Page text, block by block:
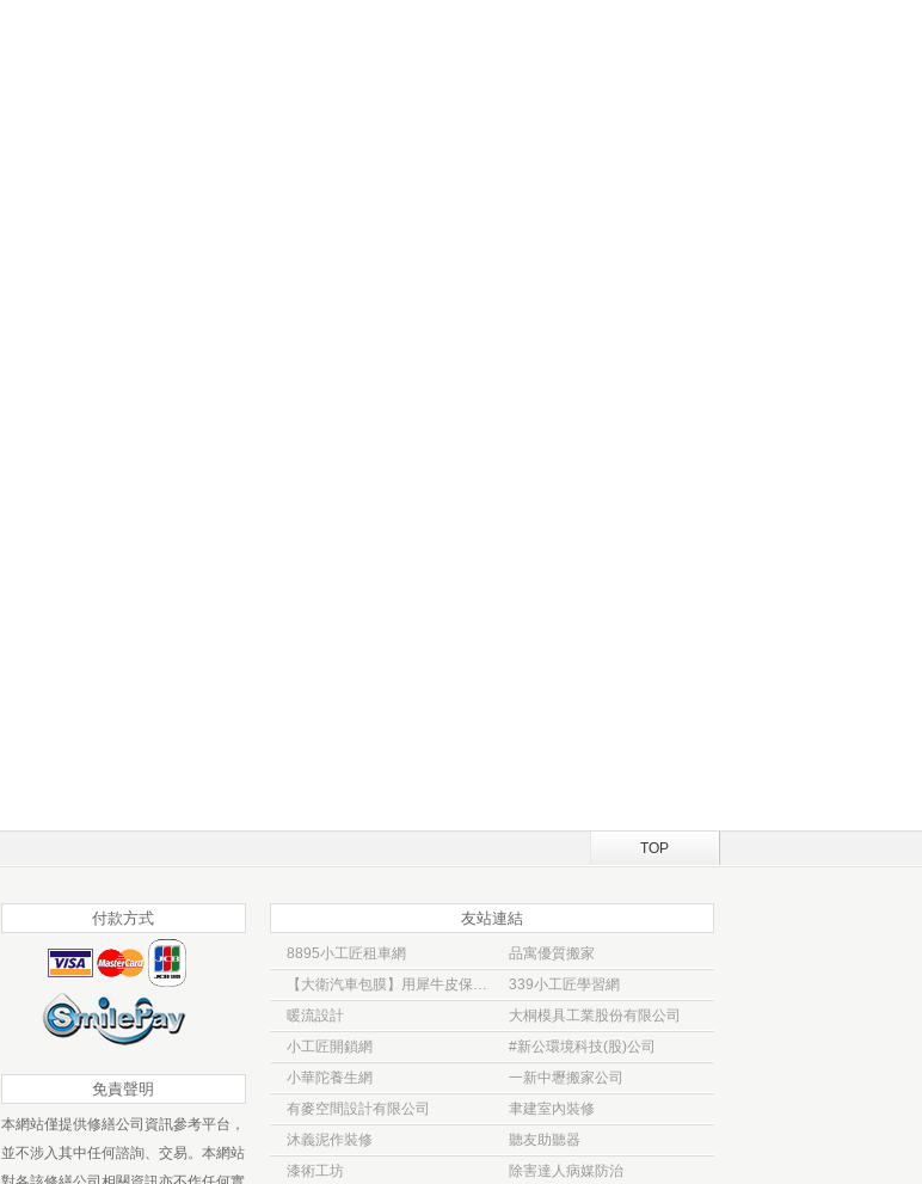
TOP
付款方式
免責聲明
本網站僅提供修繕公司資訊參考平台，
並不涉入其中任何諮詢、交易。本網站
友站連結
8895小工匠租車網
品寓優質搬家
【大衛汽車包膜】用犀牛皮保護貼 為愛車穿
339小工匠學習網
暖流設計
大桐模具工業股份有限公司
小工匠開鎖網
#新公環境科技(股)公司
小華陀養生網
一新中壢搬家公司
有麥空間設計有限公司
聿建室內裝修
沐義泥作裝修
聽友助聽器
漆術工坊
除害達人病媒防治